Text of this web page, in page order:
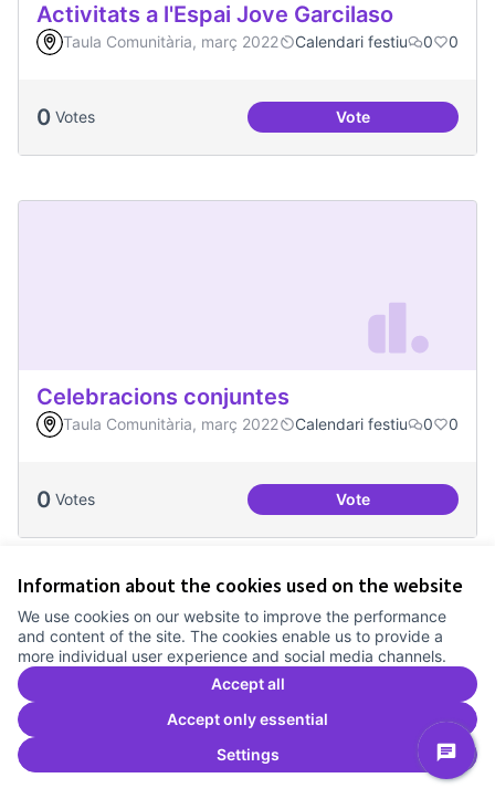
Information about the cookies used on the website
We use cookies on our website to improve the performance
and content of the site. The cookies enable us to provide a
more individual user experience and social media channels.
Accept all
Accept only essential
Settings
Activitats a l'Espai Jove Garcilaso
Taula Comunitària, març 2022 Calendari festiu 0 0
0 Votes VoteActivitats a l'Espai
Celebracions conjuntes
Taula Comunitària, març 2022 Calendari festiu 0 0
0 Votes VoteCelebracions
Dinàmiques participatives amb escoles